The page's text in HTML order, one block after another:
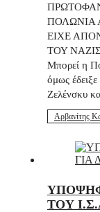
ΠΟΛΩΝΙΑ
ΕΙΧΕ
ΤΟΥ
Μπορεί η
όμως
Ζελένσκυ
Αρβανίτης
ΤΟΥ